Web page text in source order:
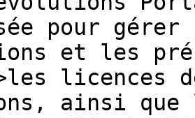
pour gérer
et les
licences
ainsi que